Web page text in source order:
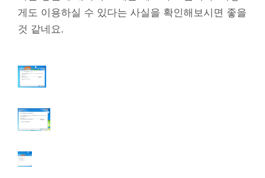
게도 이용하실 수 있다는 사실을 확인해보시면 좋을
것 같네요.